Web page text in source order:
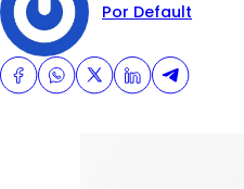
Por Default